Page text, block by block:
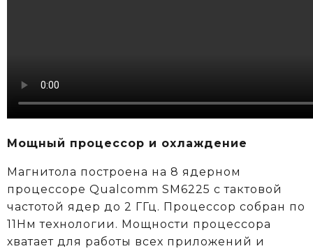
Мощный процессор и охлаждение
Магнитола построена на 8 ядерном
процессоре Qualcomm SM6225 c тактовой
частотой ядер до 2 ГГц. Процессор собран по
11Нм технологии. Мощности процессора
хватает для работы всех приложений и